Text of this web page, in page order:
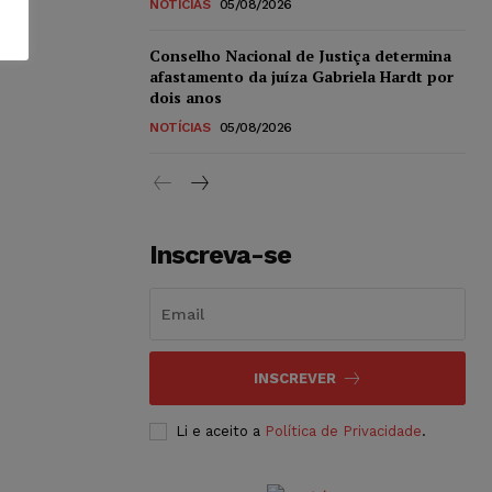
NOTÍCIAS 05/08/2026
Conselho Nacional de Justiça determina
afastamento da juíza Gabriela Hardt por
dois anos
NOTÍCIAS 05/08/2026
Inscreva-se
INSCREVER
Li e aceito a Política de Privacidade.